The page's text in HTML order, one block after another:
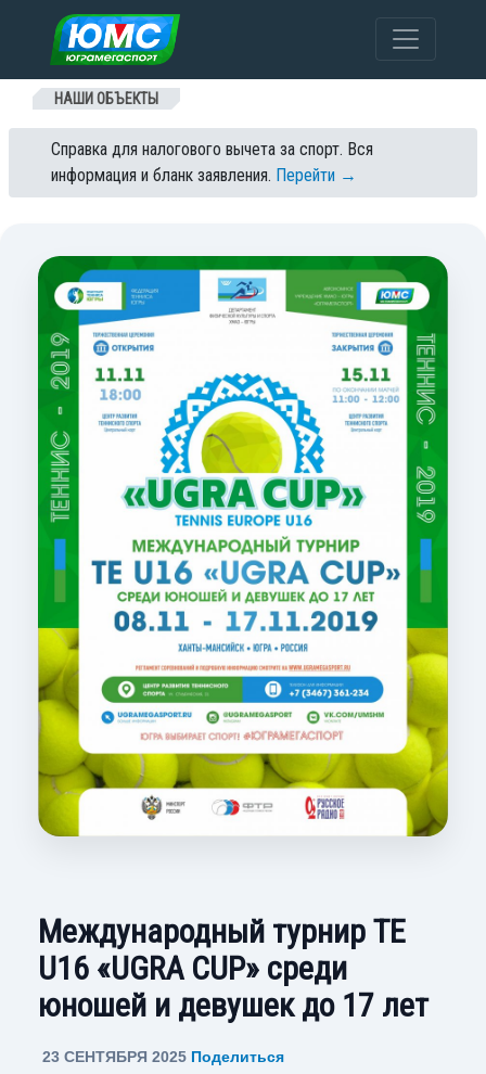
Перейти к содержанию
НАШИ ОБЪЕКТЫ
Справка для налогового вычета за спорт. Вся
информация и бланк заявления. Перейти →
Международный турнир ТЕ
U16 «UGRA CUP» среди
юношей и девушек до 17 лет
23 СЕНТЯБРЯ 2025 Поделиться